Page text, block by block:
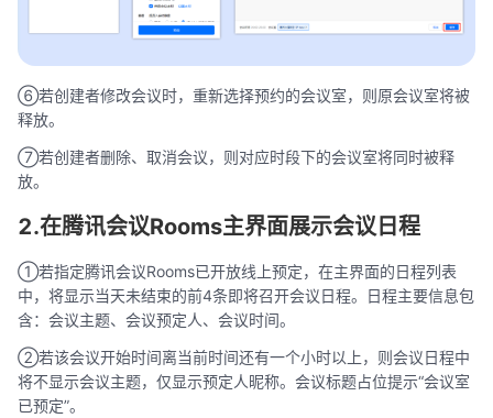
⑥若创建者修改会议时，重新选择预约的会议室，则原会议室将被
释放。
⑦若创建者删除、取消会议，则对应时段下的会议室将同时被释
放。
2.在腾讯会议Rooms主界面展示会议日程
①若指定腾讯会议Rooms已开放线上预定，在主界面的日程列表
中，将显示当天未结束的前4条即将召开会议日程。日程主要信息包
含：会议主题、会议预定人、会议时间。
②若该会议开始时间离当前时间还有一个小时以上，则会议日程中
将不显示会议主题，仅显示预定人昵称。会议标题占位提示“会议室
已预定”。